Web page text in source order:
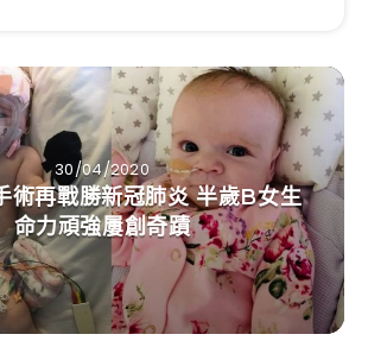
30/04/2020
術再戰勝新冠肺炎 半歲B女生
命力頑強屢創奇蹟